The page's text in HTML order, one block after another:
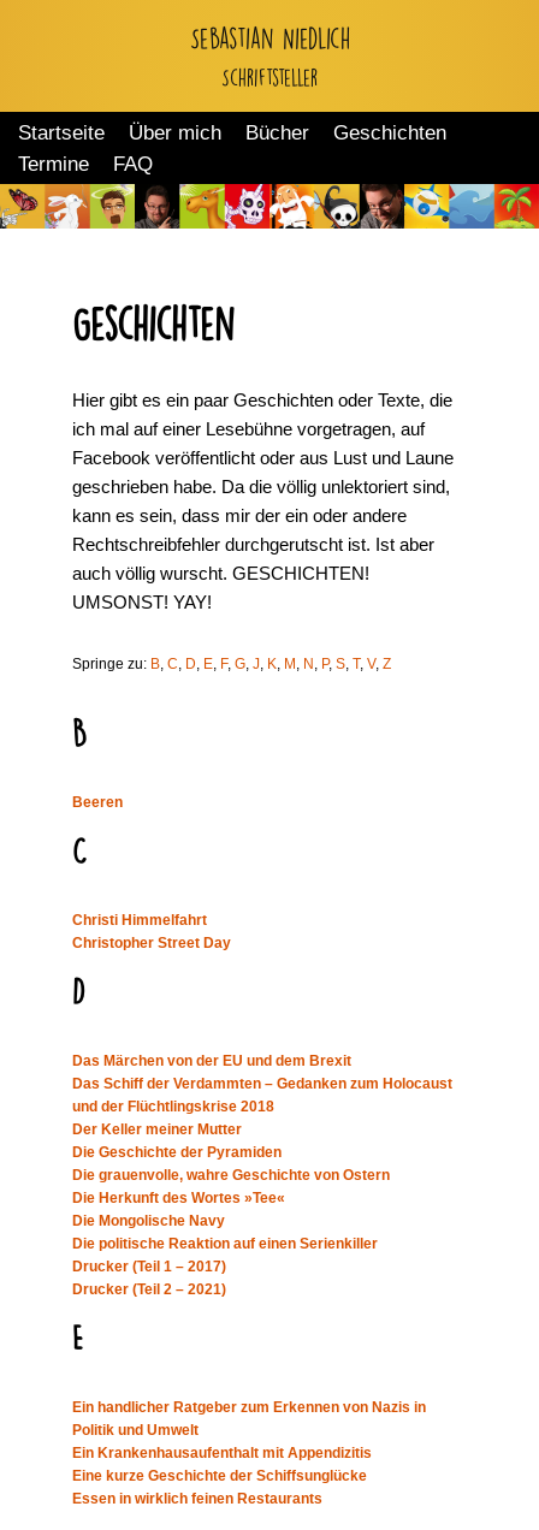
springen
Sebastian Niedlich
Schriftsteller
Startseite Über mich Bücher
Geschichten
Termine
FAQ
Geschichten
Hier gibt es ein paar Geschichten oder Texte, die
ich mal auf einer Lesebühne vorgetragen, auf
Facebook veröffentlicht oder aus Lust und Laune
geschrieben habe. Da die völlig unlektoriert sind,
kann es sein, dass mir der ein oder andere
Rechtschreibfehler durchgerutscht ist. Ist aber
auch völlig wurscht. GESCHICHTEN!
UMSONST! YAY!
Springe zu: B, C, D, E, F, G, J, K, M , N , P, S, T, V, Z
B
Beeren
C
Christi Himmelfahrt
Christopher Street Day
D
Das Märchen von der EU und dem Brexit
Das Schiff der Verdammten – Gedanken zum Holocaust
und der Flüchtlingskrise 2018
Der Keller meiner Mutter
Die Geschichte der Pyramiden
Die grauenvolle, wahre Geschichte von Ostern
Die Herkunft des Wortes »Tee«
Die Mongolische Navy
Die politische Reaktion auf einen Serienkiller
Drucker (Teil 1 – 2017)
Drucker (Teil 2 – 2021)
E
Ein handlicher Ratgeber zum Erkennen von Nazis in
Politik und Umwelt
Ein Krankenhausaufenthalt mit Appendizitis
Eine kurze Geschichte der Schiffsunglücke
Essen in wirklich feinen Restaurants